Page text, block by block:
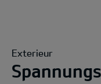
Exterieur